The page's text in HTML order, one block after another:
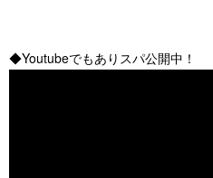
◆Youtubeでもありスパ公開中！